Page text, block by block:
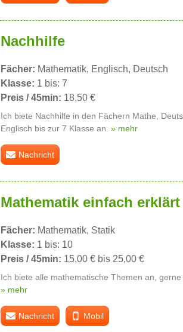
Nachhilfe
Fächer: Mathematik, Englisch, Deutsch
Klasse: 1 bis: 7
Preis / 45min: 18,50 €
Ich biete Nachhilfe in den Fächern Mathe,
Englisch bis zur 7 Klasse an. » mehr
Nachricht
Mathematik einfach erklärt
Fächer: Mathematik, Statik
Klasse: 1 bis: 10
Preis / 45min: 15,00 € bis 25,00 €
Ich biete alle mathematische Themen an, gerne
» mehr
Nachricht Mobil